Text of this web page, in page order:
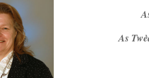
As